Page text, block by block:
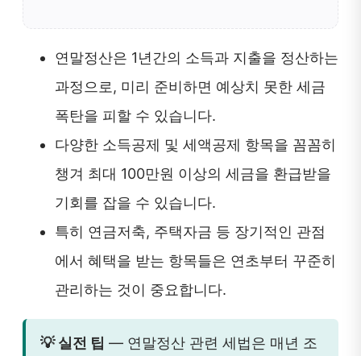
연말정산은 1년간의 소득과 지출을 정산하는
과정으로, 미리 준비하면 예상치 못한 세금
폭탄을 피할 수 있습니다.
다양한 소득공제 및 세액공제 항목을 꼼꼼히
챙겨 최대 100만원 이상의 세금을 환급받을
기회를 잡을 수 있습니다.
특히 연금저축, 주택자금 등 장기적인 관점
에서 혜택을 받는 항목들은 연초부터 꾸준히
관리하는 것이 중요합니다.
💡 실전 팁 — 연말정산 관련 세법은 매년 조